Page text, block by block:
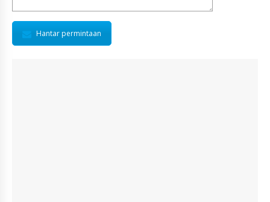
Hantar permintaan